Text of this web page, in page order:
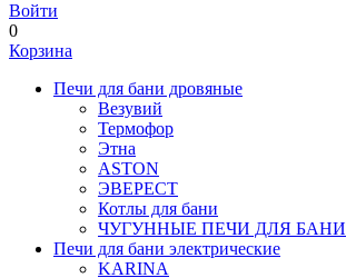
Войти
0
Корзина
Печи для бани дровяные
Везувий
Термофор
Этна
ASTON
ЭВЕРЕСТ
Котлы для бани
ЧУГУННЫЕ ПЕЧИ ДЛЯ БАНИ
Печи для бани электрические
KARINA